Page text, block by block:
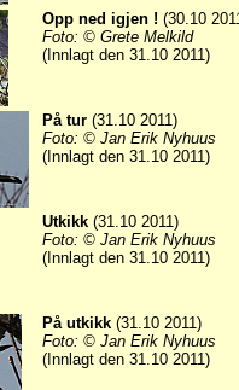
Opp ned igjen ! (30.10
Foto: © Grete Melkild
(Innlagt den 31.10 2011)
På tur (31.10 2011)
Foto: © Jan Erik Nyhuus
(Innlagt den 31.10 2011)
Utkikk (31.10 2011)
Foto: © Jan Erik Nyhuus
(Innlagt den 31.10 2011)
På utkikk (31.10 2011)
Foto: © Jan Erik Nyhuus
(Innlagt den 31.10 2011)